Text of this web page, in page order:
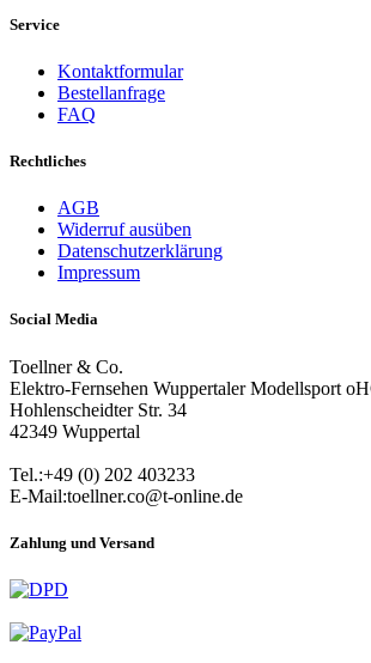
Service
Kontaktformular
Bestellanfrage
FAQ
Rechtliches
AGB
Widerruf ausüben
Datenschutzerklärung
Impressum
Social Media
Toellner & Co.
Elektro-Fernsehen Wuppertaler Modellsport
Hohlenscheidter Str. 34
42349 Wuppertal
Tel.:+49 (0) 202 403233
E-Mail:toellner.co@t-online.de
Zahlung und Versand